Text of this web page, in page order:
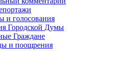
и голосования
Городской Думы
Граждане
и поощрения